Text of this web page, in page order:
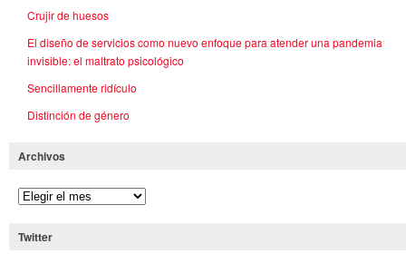
Crujir de huesos
El diseño de servicios como nuevo enfoque para atender una pandemia
invisible: el maltrato psicológico
Sencillamente ridículo
Distinción de género
Archivos
Twitter